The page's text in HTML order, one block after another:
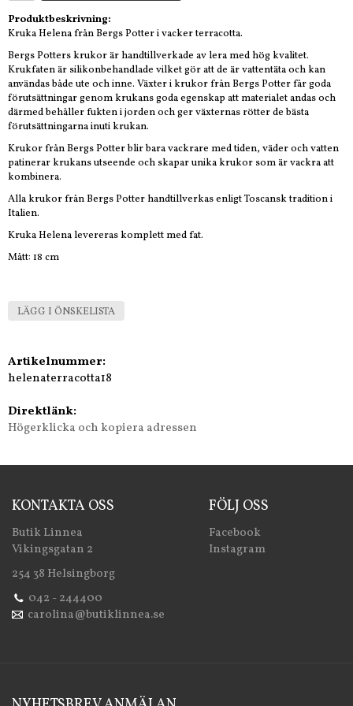
Produktbeskrivning:
Kruka Helena från Bergs Potter i vacker terracotta.
Bergs Potters krukor är handtillverkade av lera med hög kvalitet.
Krukfaten är silikonbehandlade vilket gör att de är vattentäta och kan
användas både ute och inne. Växter i krukor från Bergs Potter får goda
förutsättningar genom krukans goda egenskap att materialet andas och
därmed behåller fukten i jorden och ger växternas rötter de bästa
förutsättningarna inuti krukan.
Krukor från Bergs Potter blir bara vackrare med tiden, väder och vatten
patinerar krukans utseende och skapar unika krukor som är vackra att
kombinera.
Alla krukor från Bergs Potter handtillverkas enligt Toscansk tradition i
Italien.
Kruka Helena levereras komplett med fat.
Mått: 18 cm
LÄGG I ÖNSKELISTA
Artikelnummer:
helenaterracotta18
Direktlänk:
Högerklicka och kopiera adressen
KONTAKTA OSS
Butik Linnea
Vikingsgatan 2
254 38 Helsingborg
042 - 244400
carolina@butiklinnea.se
FÖLJ OSS
Facebook
Instagram